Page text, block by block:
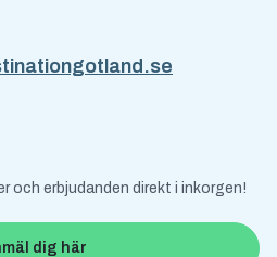
och erbjudanden direkt i inkorgen!
dig här